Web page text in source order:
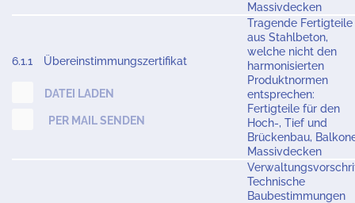
Massivdecken
6.1.1 Übereinstimmungszertifikat
DATEI LADEN
PER MAIL SENDEN
Tragende Fertigteile
aus Stahlbeton,
welche nicht den
harmonisierten
Produktnormen
entsprechen:
Fertigteile für den
Hoch-, Tief und
Brückenbau,
Massivdecken
Technische
Baubestimmungen